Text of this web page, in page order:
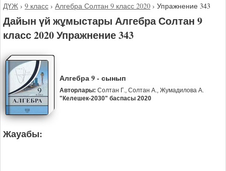
ДҮЖ › 9 класс › Алгебра Солтан 9 класс 2020 › Упражнение 343
Дайын үй жұмыстары Алгебра Солтан 9
класс 2020 Упражнение 343
Алгебра 9 - сынып
Авторлары: Солтан Г., Солтан А., Жумадилова А.
"Келешек-2030" баспасы 2020
Жауабы: